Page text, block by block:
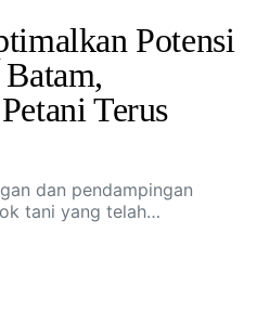
Potensi
Terus
dan pendampingan
tani yang telah…